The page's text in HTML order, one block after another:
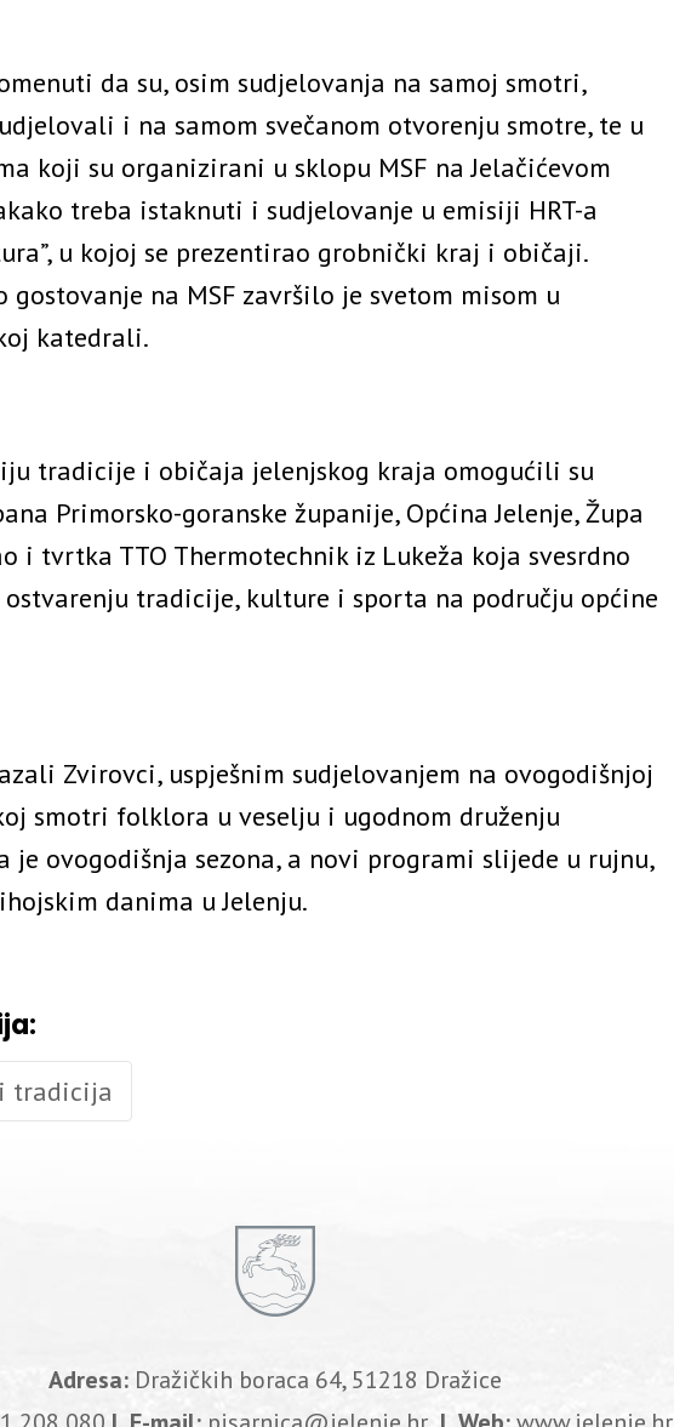
da su, osim sudjelovanja na samoj smotri,
i na samom svečanom otvorenju smotre, te u
koji su organizirani u sklopu MSF na Jelačićevom
treba istaknuti i sudjelovanje u emisiji HRT-a
u kojoj se prezentirao grobnički kraj i običaji.
gostovanje na MSF završilo je svetom misom u
katedrali.
tradicije i običaja jelenjskog kraja omogućili su
Primorsko-goranske županije, Općina Jelenje, Župa
i tvrtka TTO Thermotechnik iz Lukeža koja svesrdno
ostvarenju tradicije, kulture i sporta na području općine
Zvirovci, uspješnim sudjelovanjem na ovogodišnjoj
smotri folklora u veselju i ugodnom druženju
je ovogodišnja sezona, a novi programi slijede u rujnu,
danima u Jelenju.
tradicija
Adresa: Dražičkih boraca 64, 51218 Dražice